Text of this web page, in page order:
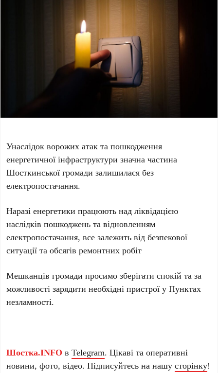
Унаслідок ворожих атак та пошкодження
енергетичної інфраструктури значна частина
Шосткинської громади залишилася без
електропостачання.
Наразі енергетики працюють над ліквідацією
наслідків пошкоджень та відновленням
електропостачання, все залежить від безпекової
ситуації та обсягів ремонтних робіт
Мешканців громади просимо зберігати спокій та за
можливості зарядити необхідні пристрої у Пунктах
незламності.
Шостка.INFO вTelegram. Цікаві та оперативні
новини, фото, відео. Підписуйтесь на нашусторінку!